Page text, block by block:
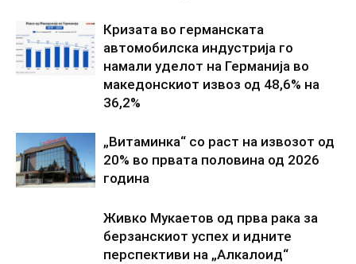
Кризата во германската
автомобилска индустрија го
намали уделот на Германија во
македонскиот извоз од 48,6% на
36,2%
„Витаминка“ со раст на извозот од
20% во првата половина од 2026
година
Живко Мукаетов од прва рака за
берзанскиот успех и идните
перспективи на „Алкалоид“